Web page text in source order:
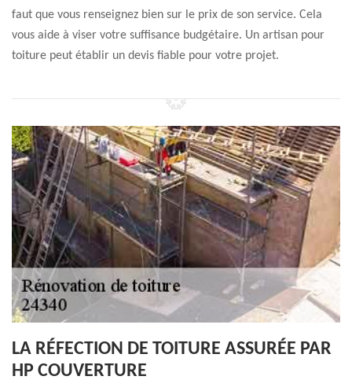
faut que vous renseignez bien sur le prix de son service. Cela
vous aide à viser votre suffisance budgétaire. Un artisan pour
toiture peut établir un devis fiable pour votre projet.
LA RÉFECTION DE TOITURE ASSURÉE PAR
HP COUVERTURE